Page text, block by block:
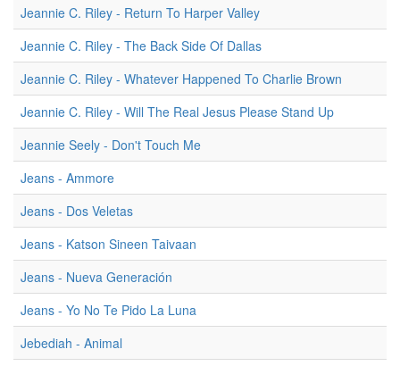
Jeannie C. Riley - Return To Harper Valley
Jeannie C. Riley - The Back Side Of Dallas
Jeannie C. Riley - Whatever Happened To Charlie Brown
Jeannie C. Riley - Will The Real Jesus Please Stand Up
Jeannie Seely - Don't Touch Me
Jeans - Ammore
Jeans - Dos Veletas
Jeans - Katson Sineen Taivaan
Jeans - Nueva Generación
Jeans - Yo No Te Pido La Luna
Jebediah - Animal